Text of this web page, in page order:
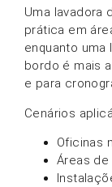
Uma lavadora
prática em
enquanto
bordo é mais
e para
Cenários
Oficinas
Áreas